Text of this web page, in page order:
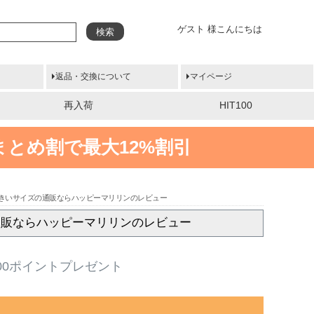
ゲスト 様こんにちは
検索
返品・交換について マイページ
再入荷 HIT100
め割で最大12%割引
いサイズの通販ならハッピーマリリンのレビュー
ならハッピーマリリンのレビュー
ポイントプレゼント